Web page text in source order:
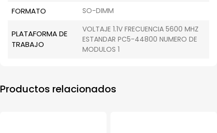
FORMATO SO-DIMM
PLATAFORMA DE
TRABAJO
VOLTAJE 1.1V FRECUENCIA 5600 MHZ
ESTANDAR PC5-44800 NUMERO DE
MODULOS 1
Productos relacionados